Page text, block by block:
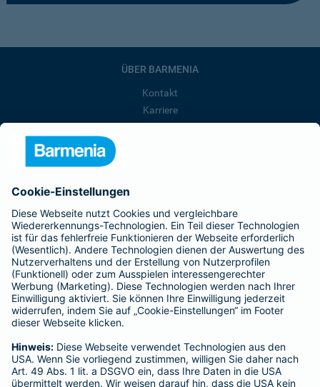
ÜBER BARMENIA
Kontakt
Karriere
Barmenia ist Teil der BarmeniaGothaer
BELIEBTE SEITEN
Kranken-Zusatzversicherung
Tierversicherungen
Haftpflichtversicherung
Hausratversicherung
Adresse ändern
Schaden melden